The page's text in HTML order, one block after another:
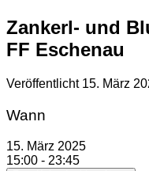
Zankerl- und
FF Eschenau
Veröffentlicht 15. März
Wann
15. März 2025
15:00 - 23:45